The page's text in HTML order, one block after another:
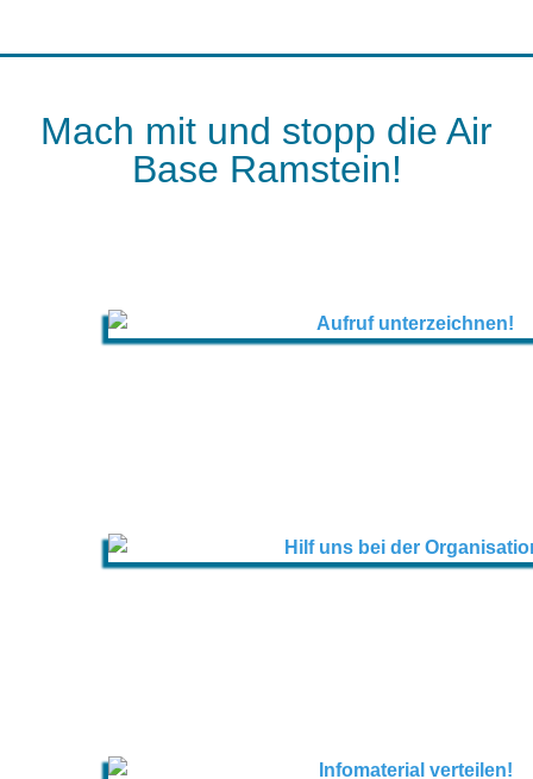
Mach mit und stopp die Air
Base Ramstein!